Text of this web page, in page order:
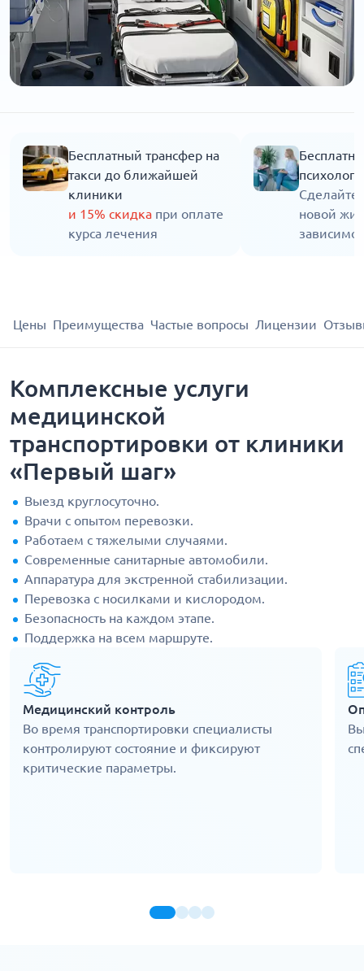
Бесплатный трансфер на
такси до ближайшей
клиники
и 15% скидка при оплате
курса лечения
психолога
Сделайте
новой
Цены Преимущества Частые вопросы Лицензии
Комплексные услуги
медицинской
транспортировки от клиники
«Первый шаг»
Выезд круглосуточно.
Врачи с опытом перевозки.
Работаем с тяжелыми случаями.
Современные санитарные автомобили.
Аппаратура для экстренной стабилизации.
Перевозка с носилками и кислородом.
Безопасность на каждом этапе.
Поддержка на всем маршруте.
Медицинский контроль
Во время транспортировки специалисты
контролируют состояние и фиксируют
критические параметры.